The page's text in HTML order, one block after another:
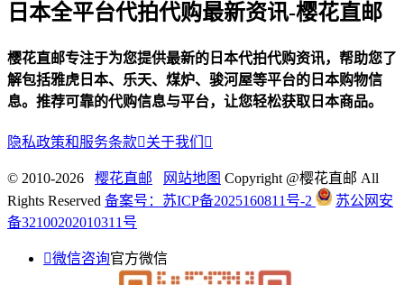
日本全平台代拍代购最新资讯-樱花直邮
樱花直邮专注于为您提供最新的日本代拍代购资讯，帮助您了
解包括雅虎日本、乐天、煤炉、骏河屋等平台的日本购物信
息。推荐可靠的代购信息与平台，让您轻松获取日本商品。
隐私政策和服务条款关于我们 
© 2010-2026 樱花直邮 网站地图 Copyright @樱花直邮 All
Rights Reserved 备案号：苏ICP备2025160811号-2
苏公网安
备32100202010311号
微信咨询官方微信